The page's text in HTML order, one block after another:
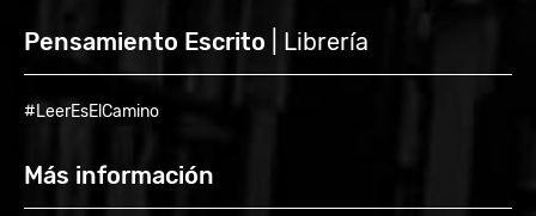
Pensamiento Escrito | Librería
#LeerEsElCamino
Más información